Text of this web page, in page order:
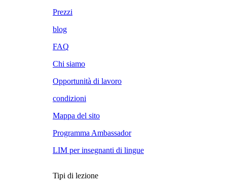
Prezzi
blog
FAQ
Chi siamo
Opportunità di lavoro
condizioni
Mappa del sito
Programma Ambassador
LIM per insegnanti di lingue
Tipi di lezione